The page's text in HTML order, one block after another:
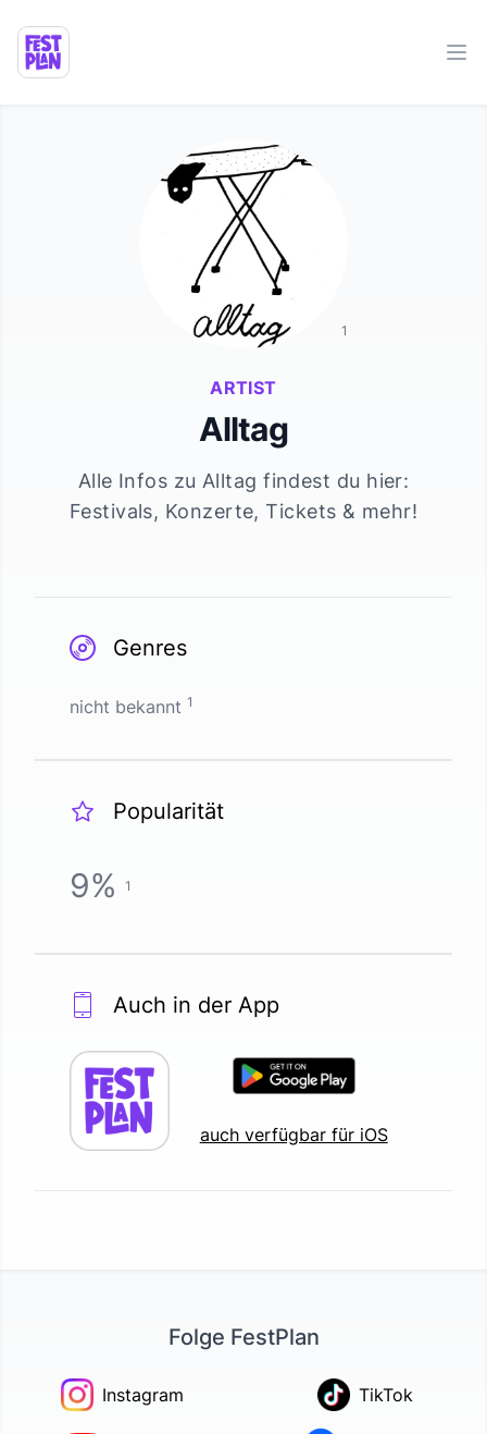
ARTIST
Alltag
Alle Infos zu Alltag findest du hier:
Festivals, Konzerte, Tickets & mehr!
1
Genres
nicht bekannt 1
Popularität
9% 1
Auch in der App
auch verfügbar für iOS
Folge FestPlan
Instagram TikTok